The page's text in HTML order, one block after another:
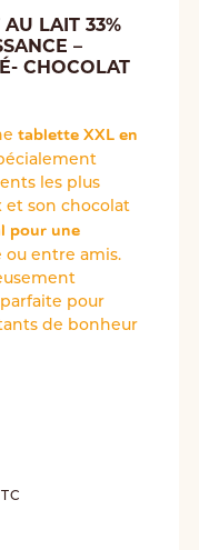
AU LAIT 33%
–
CHOCOLAT
tablette XXL en
les plus
et son chocolat
pour une
ou entre amis.
pour
de bonheur